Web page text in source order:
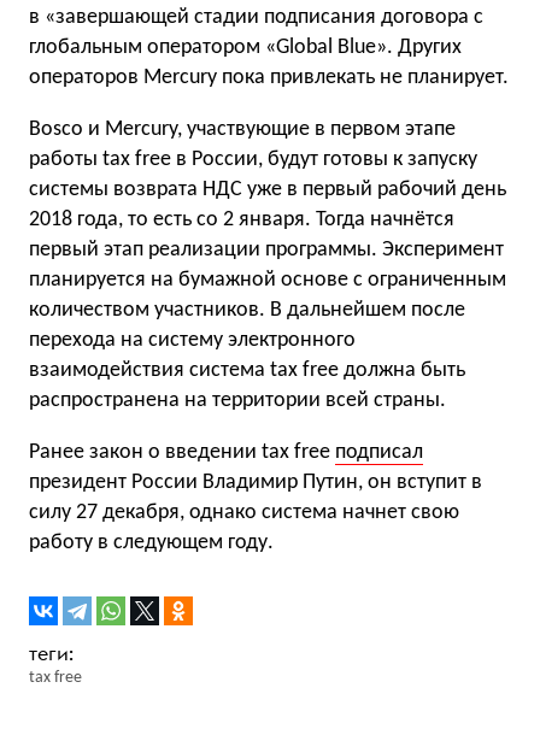
в «завершающей стадии подписания договора с
глобальным оператором «Global Blue». Других
операторов Mercury пока привлекать не планирует.
Bosco и Mercury, участвующие в первом этапе
работы tax free в России, будут готовы к запуску
системы возврата НДС уже в первый рабочий день
2018 года, то есть со 2 января. Тогда начнётся
первый этап реализации программы. Эксперимент
планируется на бумажной основе с ограниченным
количеством участников. В дальнейшем после
перехода на систему электронного
взаимодействия система tax free должна быть
распространена на территории всей страны.
Ранее закон о введении tax free подписал
президент России Владимир Путин, он вступит в
силу 27 декабря, однако система начнет свою
работу в следующем году.
tax free